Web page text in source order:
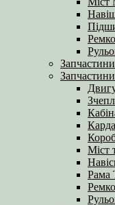
Міст
Рама